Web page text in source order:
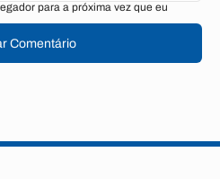
para a próxima vez que eu
Comentário